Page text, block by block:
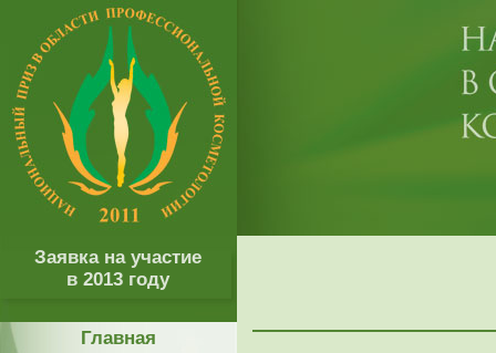
Заявка на участие
в 2013 году
Главная